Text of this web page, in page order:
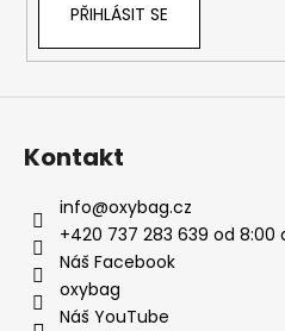
PŘIHLÁSIT SE
Kontakt
info@oxybag.cz
+420 737 283 639 od 8:00
Náš Facebook
oxybag
Náš YouTube